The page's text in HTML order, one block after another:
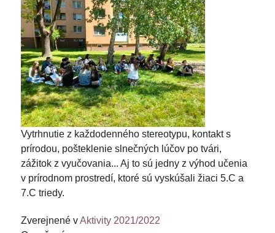
Vytrhnutie z každodenného stereotypu, kontakt s
prírodou, pošteklenie slnečných lúčov po tvári,
zážitok z vyučovania... Aj to sú jedny z výhod učenia
v prírodnom prostredí, ktoré sú vyskúšali žiaci 5.C a
7.C triedy.
Zverejnené vAktivity 2021/2022